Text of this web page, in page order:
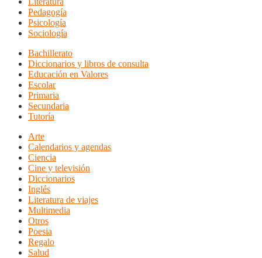
Pedagogía
Psicología
Sociología
Bachillerato
Diccionarios y libros de consulta
Educación en Valores
Escolar
Primaria
Secundaria
Tutoría
Arte
Calendarios y agendas
Ciencia
Cine y televisión
Diccionarios
Inglés
Literatura de viajes
Multimedia
Otros
Poesia
Regalo
Salud